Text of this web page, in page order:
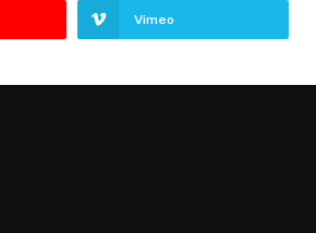
Vimeo